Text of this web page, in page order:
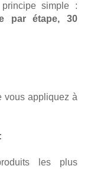
simple :
par étape, 30
vous appliquez à
les plus